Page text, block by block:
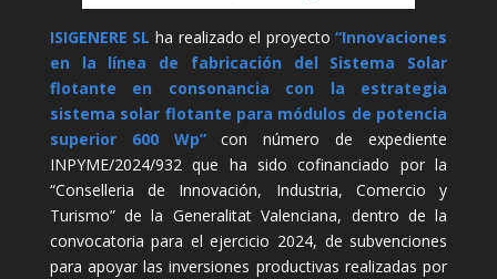
ISIGENERE SL ha realizado el proyecto“Innovaciones
en la línea de fabricación del Sistema Solar
flotante en consonancia con la estrategia
sistema solar flotante para módulos de potencia
superior 600 Wp”con número de expediente
INPYME/2024/932 que ha sido cofinanciado por la
“Conselleria de Innovación, Industria, Comercio y
Turismo” de la Generalitat Valenciana, dentro de la
convocatoria para el ejercicio 2024, de subvenciones
para apoyar las inversiones productivas realizadas por